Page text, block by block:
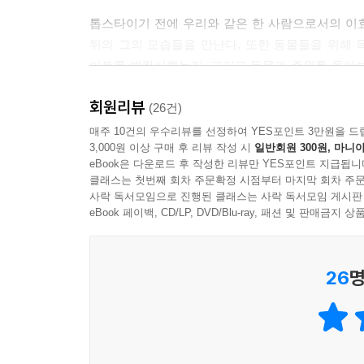
주는 사람들이 많다. 반면에 어려운 사람들부터
--- 하나를 하면 다 한 것 중에서
톱스타이기 전에 우리와 같은 한 사람으로서의
이토록 변화시켰는지, 그리고 동물과 주위를 돌
살아가는 동물들을 향한 그의 진심을 느낄 수 있
하는지 생각해보게 만든다.
이효리와 순심이,
네 마리 고양이와 함께하는 일상, 『가까이』
속에 실린 이야기와 사진들에 담긴 꾸밈없는 그
회원리뷰 (26건)
매주 10건의 우수리뷰를 선정하여 YES포인트 3만원을 드
3,000원 이상 구매 후 리뷰 작성 시 일반회원 300원, 마니
eBook은 다운로드 후 작성한 리뷰만 YES포인트 지급됩니
클래스는 첫번째 회차 주문확정 시점부터 마지막 회차 주
사락 독서모임으로 진행된 클래스는 사락 독서모임 게시
eBook 페이백, CD/LP, DVD/Blu-ray, 패션 및 판매금지 상
26